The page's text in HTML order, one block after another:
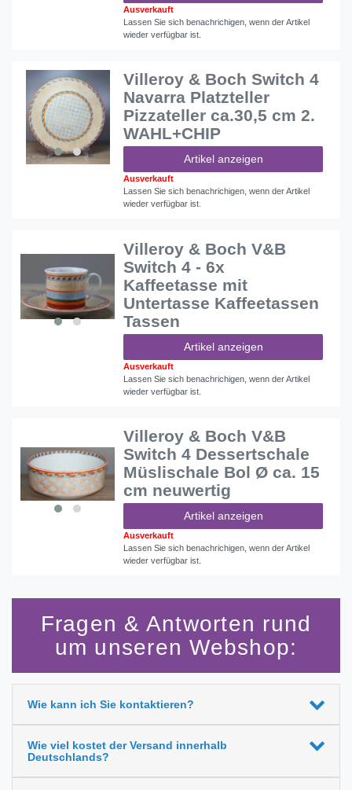
Ausverkauft
Lassen Sie sich benachrichigen, wenn der Artikel
wieder verfügbar ist.
Villeroy & Boch Switch 4
Navarra Platzteller
Pizzateller ca.30,5 cm 2.
WAHL+CHIP
Artikel anzeigen
Ausverkauft
Lassen Sie sich benachrichigen, wenn der Artikel
wieder verfügbar ist.
Villeroy & Boch V&B
Switch 4 - 6x
Kaffeetasse mit
Untertasse Kaffeetassen
Tassen
Artikel anzeigen
Ausverkauft
Lassen Sie sich benachrichigen, wenn der Artikel
wieder verfügbar ist.
Villeroy & Boch V&B
Switch 4 Dessertschale
Müslischale Bol Ø ca. 15
cm neuwertig
Artikel anzeigen
Ausverkauft
Lassen Sie sich benachrichigen, wenn der Artikel
wieder verfügbar ist.
Fragen & Antworten rund
um unseren Webshop:
Wie kann ich Sie kontaktieren?
Wie viel kostet der Versand innerhalb
Deutschlands?